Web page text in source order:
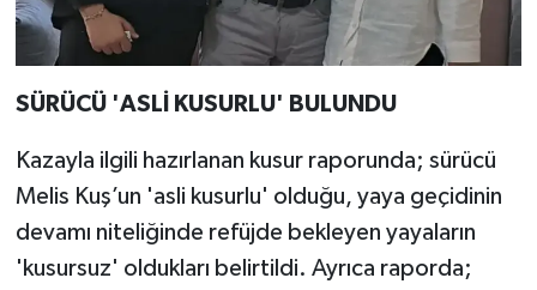
SÜRÜCÜ 'ASLİ KUSURLU' BULUNDU
Kazayla ilgili hazırlanan kusur raporunda; sürücü
Melis Kuş’un 'asli kusurlu' olduğu, yaya geçidinin
devamı niteliğinde refüjde bekleyen yayaların
'kusursuz' oldukları belirtildi. Ayrıca raporda;